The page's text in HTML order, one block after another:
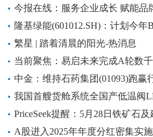
今报在线：服务企业成长 赋能品
隆基绿能(601012.SH)：计划今
中的占比将达到65%以上
繁星 | 踏着清晨的阳光-热消息
当前聚焦：易启未来完成A轮数
中金：维持石药集团(01093)跑赢
我国首艘货舱系统全国产低温阀
PriceSeek提醒：5月28日铁矿石
A股进入2025年年度分红密集实